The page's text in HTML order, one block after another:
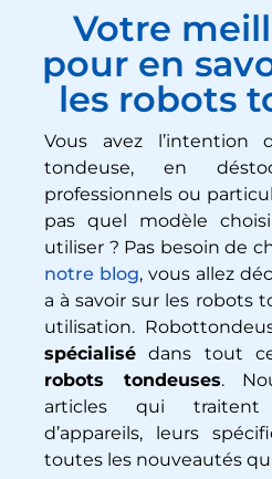
Votre
pour en
les robots
Vous avez l’intention
tondeuse, en
professionnels ou
pas quel modèle
utiliser ? Pas besoin de
notre blog, vous allez
a à savoir sur les robots
utilisation.
spécialisé dans tout
robots tondeuses.
articles qui traitent
d’appareils, leurs
toutes les nouveautés